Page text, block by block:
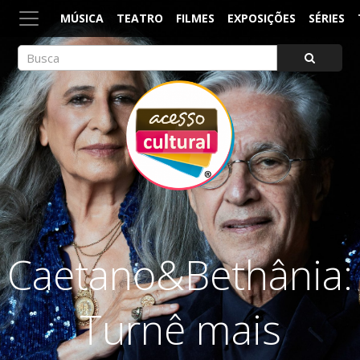
MÚSICA TEATRO FILMES EXPOSIÇÕES SÉRIES
ACESSO CULTURAL
Arte, Cultura Pop e Entretenimento
Caetano&Bethânia:
Turnê mais